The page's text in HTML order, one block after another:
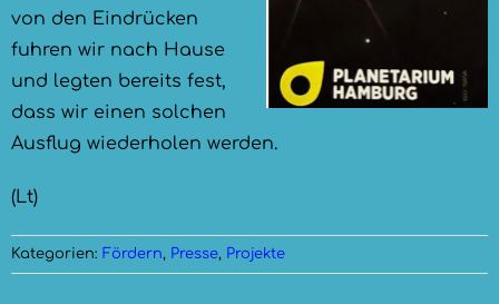
von den Eindrücken
fuhren wir nach Hause
und legten bereits fest,
dass wir einen solchen
Ausflug wiederholen werden.
(Lt)
Kategorien: Fördern, Presse, Projekte